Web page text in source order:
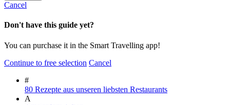
Cancel
Don't have this guide yet?
You can purchase it in the Smart Travelling app!
Continue to free selection Cancel
#
80 Rezepte aus unseren liebsten Restaurants
A